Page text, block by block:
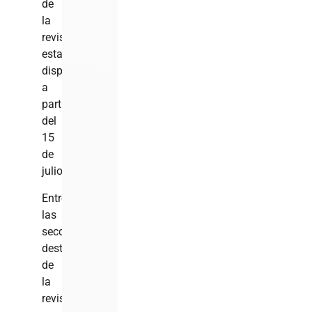
de
la
revista
estará
disponible
a
partir
del
15
de
julio.
Entre
las
secciones
destacadas
de
la
revista